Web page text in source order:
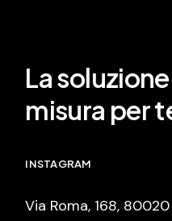
La
misura per
INSTAGRAM
Via Roma, 168, 80020